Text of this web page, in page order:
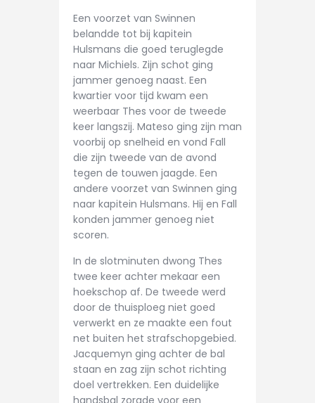
Een voorzet van Swinnen
belandde tot bij kapitein
Hulsmans die goed teruglegde
naar Michiels. Zijn schot ging
jammer genoeg naast. Een
kwartier voor tijd kwam een
weerbaar Thes voor de tweede
keer langszij. Mateso ging zijn man
voorbij op snelheid en vond Fall
die zijn tweede van de avond
tegen de touwen jaagde. Een
andere voorzet van Swinnen ging
naar kapitein Hulsmans. Hij en Fall
konden jammer genoeg niet
scoren.
In de slotminuten dwong Thes
twee keer achter mekaar een
hoekschop af. De tweede werd
door de thuisploeg niet goed
verwerkt en ze maakte een fout
net buiten het strafschopgebied.
Jacquemyn ging achter de bal
staan en zag zijn schot richting
doel vertrekken. Een duidelijke